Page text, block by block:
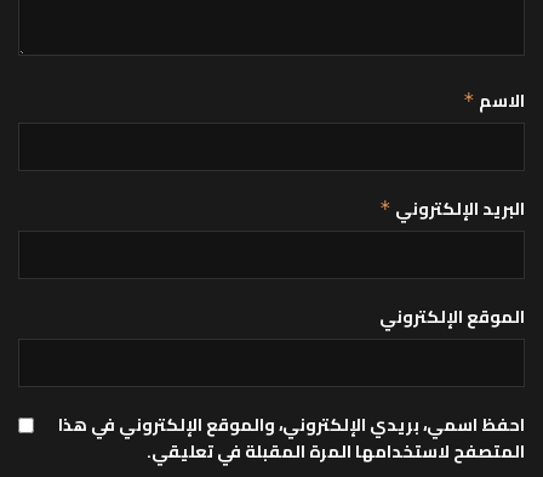
الاسم *
البريد الإلكتروني *
الموقع الإلكتروني
احفظ اسمي، بريدي الإلكتروني، والموقع الإلكتروني في هذا
المتصفح لاستخدامها المرة المقبلة في تعليقي.